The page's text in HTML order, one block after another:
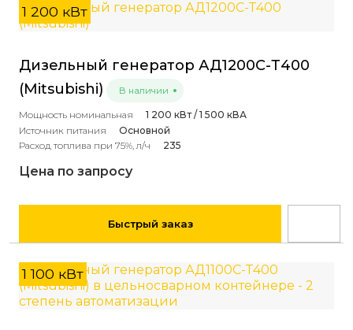
1 200 кВт
Дизельный генератор АД1200С-Т400
(Mitsubishi)
В наличии
Мощность номинальная
1 200 кВт / 1 500 кВА
Источник питания
Основной
Расход топлива при 75%, л/ч
235
Цена по запросу
Быстрый заказ
1 100 кВт